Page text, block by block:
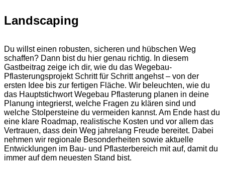
Landscaping
Du willst einen robusten, sicheren und hübschen Weg
schaffen? Dann bist du hier genau richtig. In diesem
Gastbeitrag zeige ich dir, wie du das Wegebau-
Pflasterungsprojekt Schritt für Schritt angehst – von der
ersten Idee bis zur fertigen Fläche. Wir beleuchten, wie du
das Hauptstichwort Wegebau Pflasterung planen in deine
Planung integrierst, welche Fragen zu klären sind und
welche Stolpersteine du vermeiden kannst. Am Ende hast du
eine klare Roadmap, realistische Kosten und vor allem das
Vertrauen, dass dein Weg jahrelang Freude bereitet. Dabei
nehmen wir regionale Besonderheiten sowie aktuelle
Entwicklungen im Bau- und Pflasterbereich mit auf, damit du
immer auf dem neuesten Stand bist.